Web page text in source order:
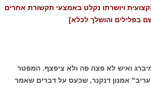
ויושרתו נקלט באמצעי תקשורת אחרים
בפלילים והושלך לכלא]
רון מיברג ואיש לא פצה פה ולא ציפצף. המפטר
אמנון דנקנר, שכעס על דברים שאמר